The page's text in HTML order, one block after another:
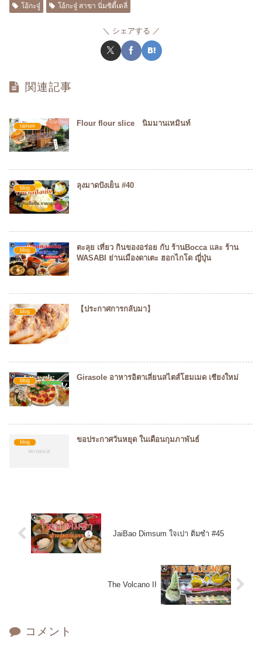
โอ้กะจู๋
โอ้กะจู๋ สาขา นิ่มซิตี้เดลี่
シェアする
関連記事
ramen Flour flour slice นิมมานเหมินท์
blog ลุงมาดปังเย็น #40
blog
ตะลุย เที่ยว กินของอร่อย กับ ร้านBocca และ ร้าน
WASABI ย่านเมืองดาเตะ ฮอกไกโด ญี่ปุ่น
blog 【ประกาศการกลับมา】
blog Girasole อาหารอิตาเลี่ยนสไตส์โฮมเมด เชียงใหม่
blog ขอประกาศวันหยุด ในเดือนกุมภาพันธ์
JaiBao Dimsum ใจเปา ติ่มซำ #45
The Volcano II
コメント